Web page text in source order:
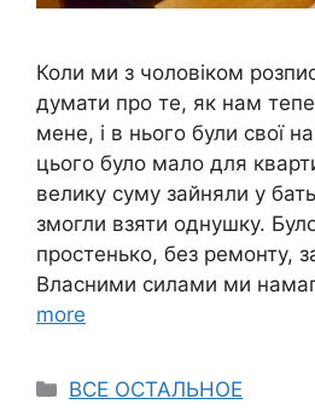
Коли ми з чоловіком
думати про те, як нам
мене, і в нього були свої
цього було мало для
велику суму зайняли у
змогли взяти однушку.
простенько, без ремонту,
Власними силами ми
more
Categories
ВСЕ ОСТАЛЬНОЕ